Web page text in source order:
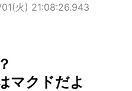
火) 21:08:26.943
マクドだよ